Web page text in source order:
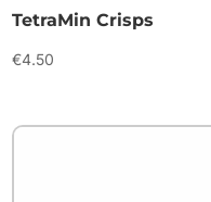
TetraMin Crisps
€4.50